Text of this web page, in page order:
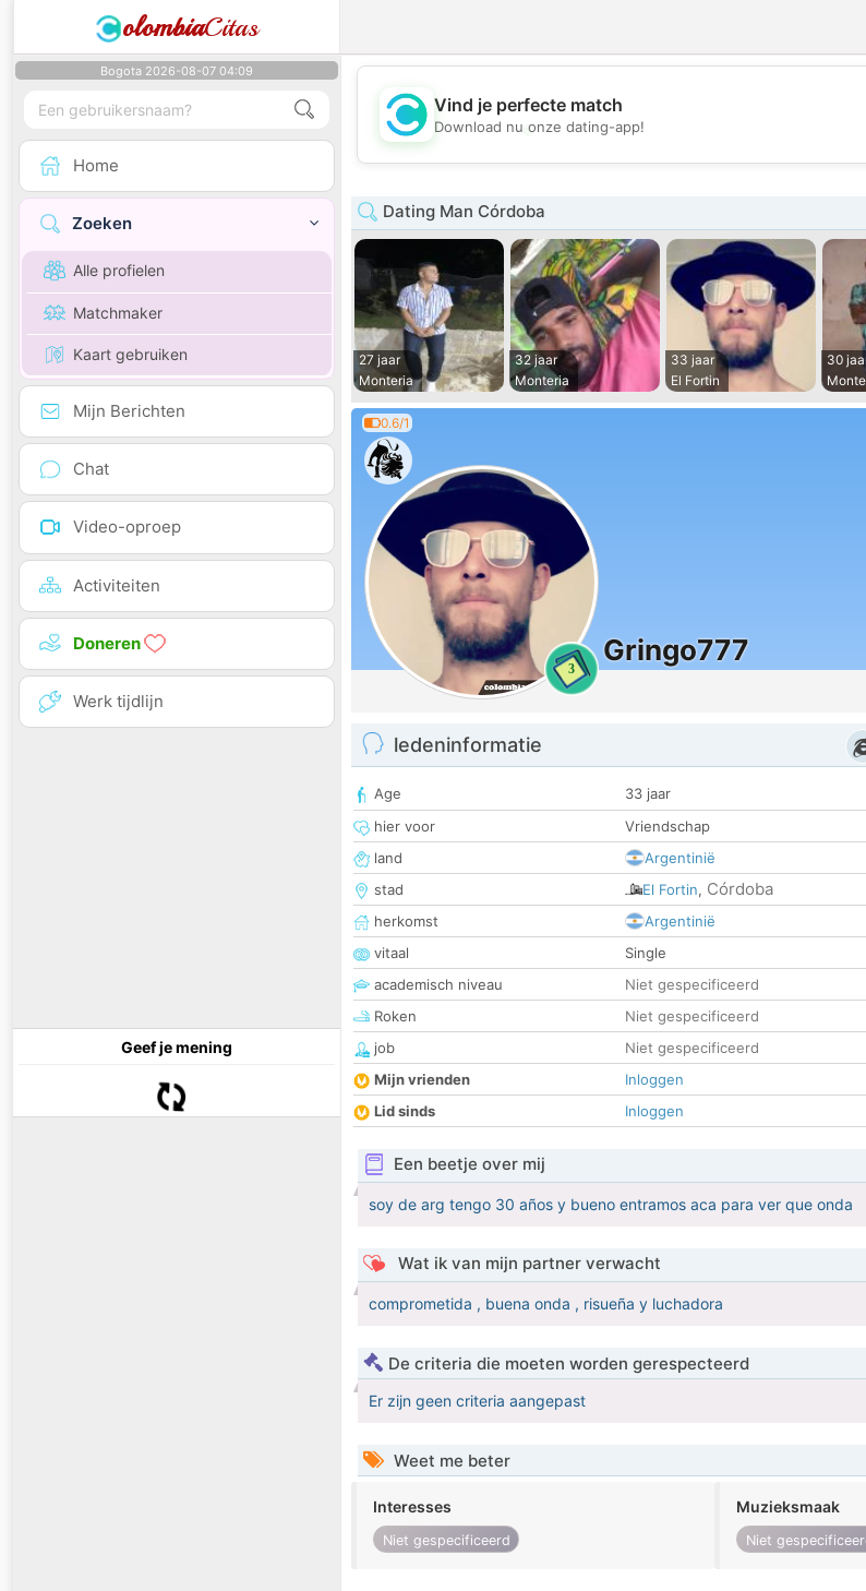
olombiaCitas
Bogota 2026-08-07 04:09
Home
Zoeken
Alle profielen
Matchmaker
Kaart gebruiken
Mijn Berichten
Chat
Video-oproep
Activiteiten
Doneren
Werk tijdlijn
Geef je mening
💕
Vind je perfecte match
Download nu onze dating-app!
Dating Man Córdoba
27 jaar
Monteria
32 jaar
Monteria
33 jaar
El Fortin
30
0.6/1
3
Gringo777
ledeninformatie
Age
33 jaar
hier voor
Vriendschap
land
Argentinië
stad
El Fortin, Córdoba
herkomst
Argentinië
vitaal
Single
academisch niveau
Niet gespecificeerd
Roken
Niet gespecificeerd
job
Niet gespecificeerd
Mijn vrienden
Inloggen
Lid sinds
Inloggen
Een beetje over mij
soy de arg tengo 30 años y bueno entramos aca para ver que onda
Wat ik van mijn partner verwacht
comprometida , buena onda , risueña y luchadora
De criteria die moeten worden gerespecteerd
Er zijn geen criteria aangepast
Weet me beter
Interesses
Niet gespecificeerd
Muzieksmaak
Niet